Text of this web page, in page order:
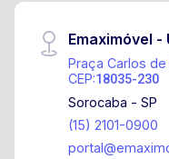
Emaximóvel
Praça Carlos
CEP:18035-230
Sorocaba - SP
(15) 2101-0900